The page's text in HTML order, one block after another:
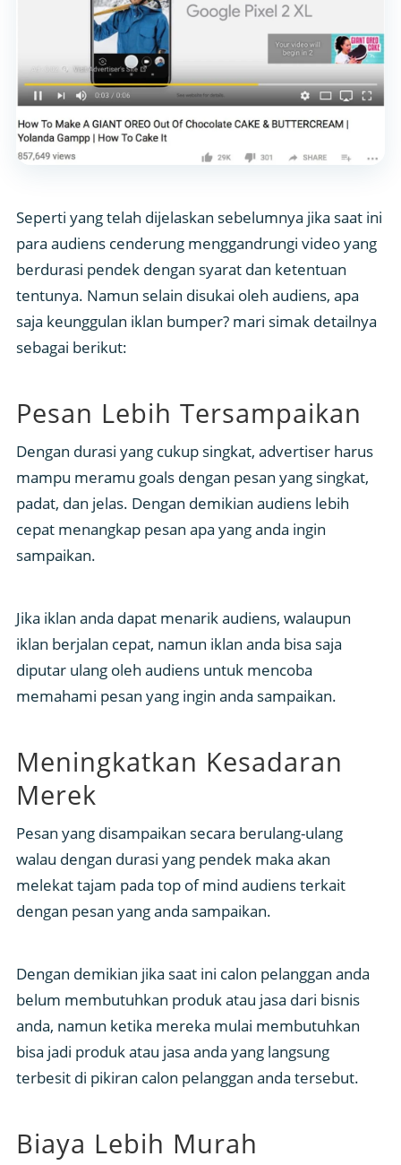
Seperti yang telah dijelaskan sebelumnya jika saat ini
para audiens cenderung menggandrungi video yang
berdurasi pendek dengan syarat dan ketentuan
tentunya. Namun selain disukai oleh audiens, apa
saja keunggulan iklan bumper? mari simak detailnya
sebagai berikut:
Pesan Lebih Tersampaikan
Dengan durasi yang cukup singkat, advertiser harus
mampu meramu goals dengan pesan yang singkat,
padat, dan jelas. Dengan demikian audiens lebih
cepat menangkap pesan apa yang anda ingin
sampaikan.
Jika iklan anda dapat menarik audiens, walaupun
iklan berjalan cepat, namun iklan anda bisa saja
diputar ulang oleh audiens untuk mencoba
memahami pesan yang ingin anda sampaikan.
Meningkatkan Kesadaran
Merek
Pesan yang disampaikan secara berulang-ulang
walau dengan durasi yang pendek maka akan
melekat tajam pada top of mind audiens terkait
dengan pesan yang anda sampaikan.
Dengan demikian jika saat ini calon pelanggan anda
belum membutuhkan produk atau jasa dari bisnis
anda, namun ketika mereka mulai membutuhkan
bisa jadi produk atau jasa anda yang langsung
terbesit di pikiran calon pelanggan anda tersebut.
Biaya Lebih Murah